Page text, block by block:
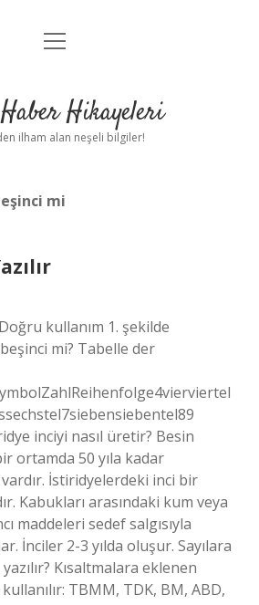
Anasayfa
Yasal Uyarı
menüyü
Hikayeleri
ilham alan neşeli bilgiler!
mi
kullanım 1. şekilde
mi? Tabelle der
inciyi nasıl üretir? Besin
ortamda 50 yıla kadar
İstiridyelerdeki inci bir
Kabukları arasındaki kum veya
maddeleri sedef salgısıyla
İnciler 2-3 yılda oluşur. Sayılara
Kısaltmalara eklenen
TBMM, TDK, BM, ABD,